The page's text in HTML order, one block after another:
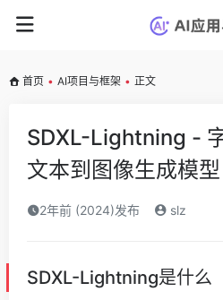
首页 • AI项目与框架 • 正文
SDXL-Lightning -
文本到图像生成模型
2年前 (2024)发布 slz
SDXL-Lightning是什么